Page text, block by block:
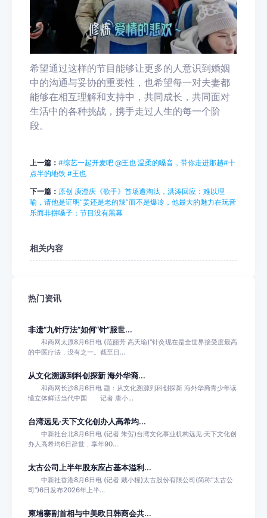
希望通过这样的节目能够让更多的人意识到婚姻
中的沟通与妥协的重要性，也希望每一对夫妻都
能够在相互理解和支持中，共同成长，共同面对
生活中的各种挑战，携手走过人生的每一个阶
段。
上一篇： #综艺一起开麦吧 @王也 温柔的嗓音，带你走进那趟#十
点半的地铁 #王也
下一篇： 原创 庾澄庆《歌手》首场遭淘汰，洪涛回应：难以理
喻，请他是证明“姜还是老的辣”而不是爆冷，他最大的魅力在玩音
乐而非拼嗓子；节目没有黑幕
相关内容
热门资讯
非遗“九针疗法”如何“针”服世...
和商网太原8月6日电 (范丽芳 高天瑜)“针灸现在是全世界接受度最高
的中医疗法，没有之一。截至目...
从文化溯源到科创探新 海外华裔...
和商网长沙8月6日电 题：从文化溯源到科创探新 海外华裔青少年读
懂立体鲜活当代中国 记者 唐小...
台湾远见·天下文化创办人高希均...
中新社台北8月6日电 (记者 朱贺)台湾文化事业机构远见·天下文化创
办人高希均6日辞世，享年90...
太古公司上半年股东应占基本溢利...
中新社香港8月6日电 (记者 戴小橦)太古股份有限公司(简称“太古公
司”)6日发布2026年上半...
柬埔寨副首相与中美欧日韩商会共...